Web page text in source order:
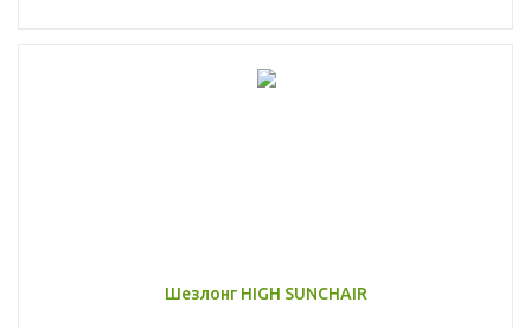
Шезлонг HIGH SUNCHAIR